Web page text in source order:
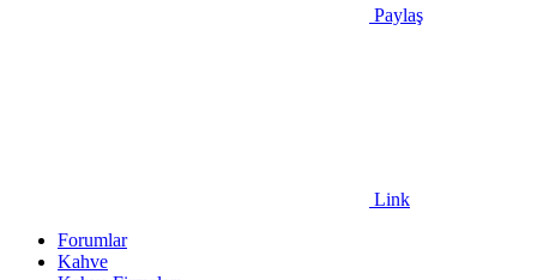
Paylaş
Link
Forumlar
Kahve